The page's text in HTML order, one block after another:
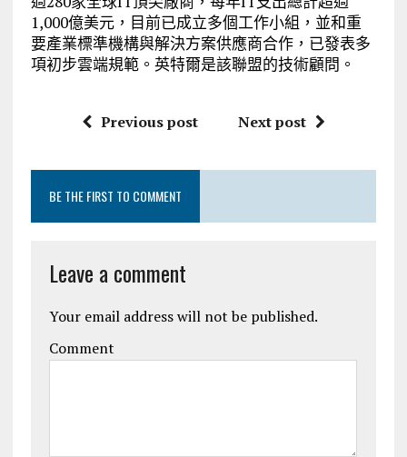
1,000億美元，目前已成立多個工作小組，並和重
要產業標準機構與解決方案供應商合作，已發表多
項初步雲端規範。英特爾是該聯盟的技術顧問。
Previous post Next post
BE THE FIRST TO COMMENT
Leave a comment
Your email address will not be published.
Comment